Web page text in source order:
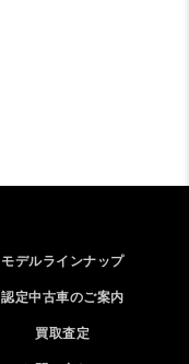
モデルラインナップ
認定中古車のご案内
買取査定